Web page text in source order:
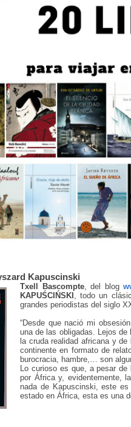
Kapuscinski
Txell Bascompte, del blog
KAPUŚCIŃSKI , todo un
grandes periodistas del siglo
“Desde que nació mi
una de las obligadas. Lejos
la cruda realidad africana y
continente en formato de
burocracia, hambre,… son
Lo curioso es que, a pesar
por África y, evidentemente,
nada de Kapuscinski, este
estado en África, esta es una